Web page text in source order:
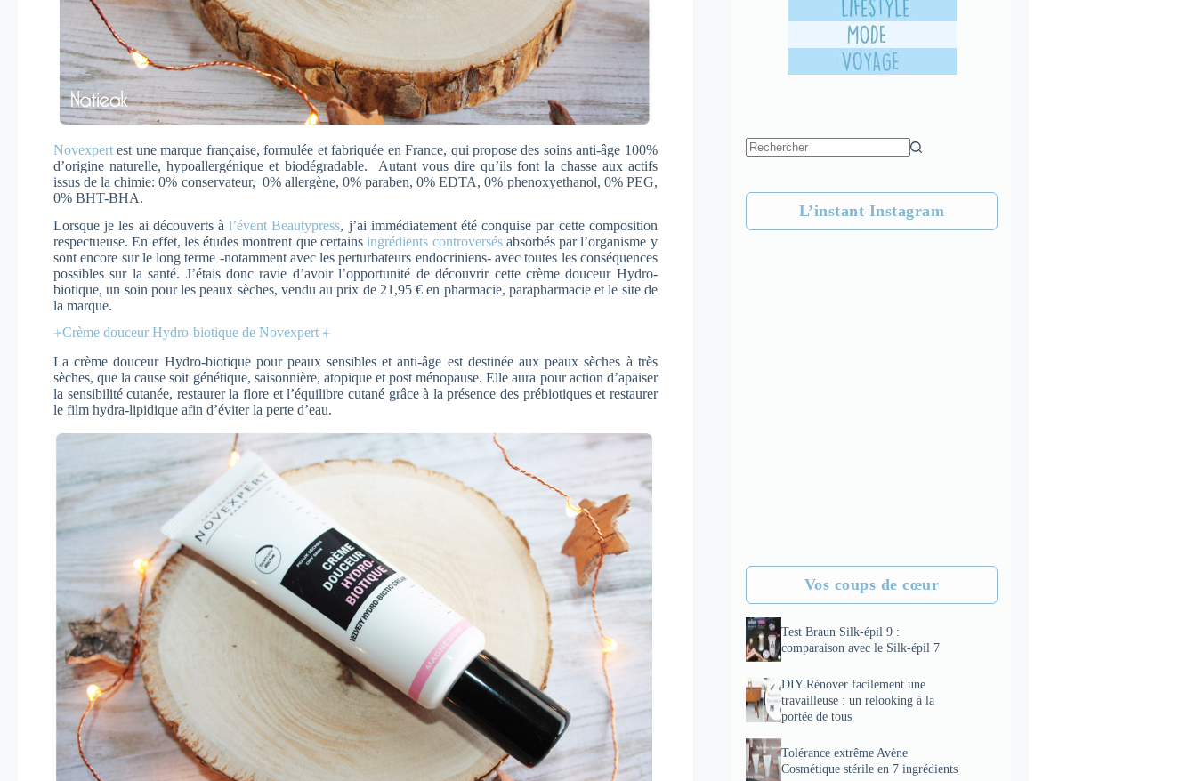
Novexpert est une marque française, formulée et fabriquée en France, qui propose des soins anti-âge 100%
d’origine naturelle, hypoallergénique et biodégradable. Autant vous dire qu’ils font la chasse aux actifs
issus de la chimie: 0% conservateur, 0% allergène, 0% paraben, 0% EDTA, 0% phenoxyethanol, 0% PEG,
0% BHT-BHA.
Lorsque je les ai découverts àl’évent Beautypress, j’ai immédiatement été conquise par cette composition
respectueuse. En effet, les études montrent que certains ingrédients controversésabsorbés par l’organisme y
sont encore sur le long terme -notamment avec les perturbateurs endocriniens- avec toutes les conséquences
possibles sur la santé. J’étais donc ravie d’avoir l’opportunité de découvrir cette crème douceur Hydro-
biotique, un soin pour les peaux sèches, vendu au prix de 21,95 € en pharmacie, parapharmacie et le site de
la marque.
⍆Crème douceur Hydro-biotique de Novexpert ⍅
La crème douceur Hydro-biotique pour peaux sensibles et anti-âge est destinée aux peaux sèches à très
sèches, que la cause soit génétique, saisonnière, atopique et post ménopause. Elle aura pour action d’apaiser
la sensibilité cutanée, restaurer la flore et l’équilibre cutané grâce à la présence des prébiotiques et restaurer
le film hydra-lipidique afin d’éviter la perte d’eau.
L’instant Instagram
Vos coups de cœur
Test Braun Silk-épil 9 :
comparaison avec le Silk-épil 7
DIY Rénover facilement une
travailleuse : un relooking à la
portée de tous
Tolérance extrême Avène
Cosmétique stérile en 7 ingrédients